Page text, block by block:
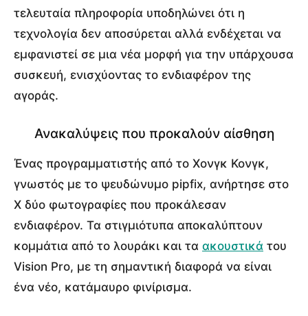
τελευταία πληροφορία υποδηλώνει ότι η
τεχνολογία δεν αποσύρεται αλλά ενδέχεται να
εμφανιστεί σε μια νέα μορφή για την υπάρχουσα
συσκευή, ενισχύοντας το ενδιαφέρον της
αγοράς.
Ανακαλύψεις που προκαλούν αίσθηση
Ένας προγραμματιστής από το Χονγκ Κονγκ,
γνωστός με το ψευδώνυμο pipfix, ανήρτησε στο
X δύο φωτογραφίες που προκάλεσαν
ενδιαφέρον. Τα στιγμιότυπα αποκαλύπτουν
κομμάτια από το λουράκι και τα ακουστικά του
Vision Pro, με τη σημαντική διαφορά να είναι
ένα νέο, κατάμαυρο φινίρισμα.